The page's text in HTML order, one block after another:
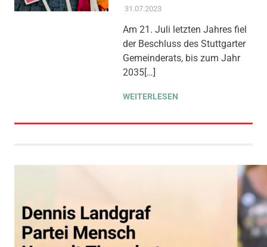
31.07.2023ADMIN
AKTUELLES
VERKEHR,
STADTENTWICKLUNG,
THEMEN,UMWELT, KLIMA &
ENERGIE
Am 21. Juli letzten Jahres fiel
der Beschluss des Stuttgarter
Gemeinderats, bis zum Jahr
2035[…]
WEITERLESEN